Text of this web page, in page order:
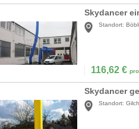
Skydancer
Standort:
116,62 €
Skydancer
Standort: